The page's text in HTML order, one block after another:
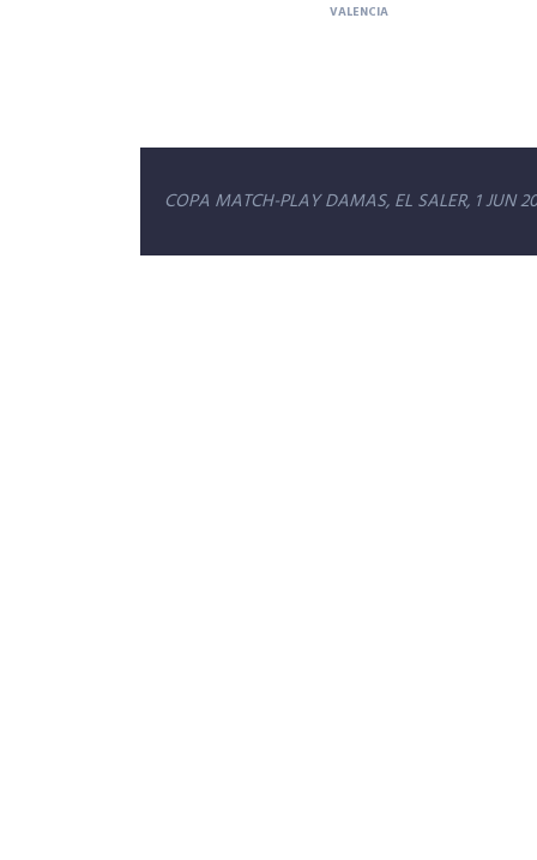
VALENCIA
Navegación
de
COPA MATCH-PLAY DAMAS, EL SALER, 1 JUN